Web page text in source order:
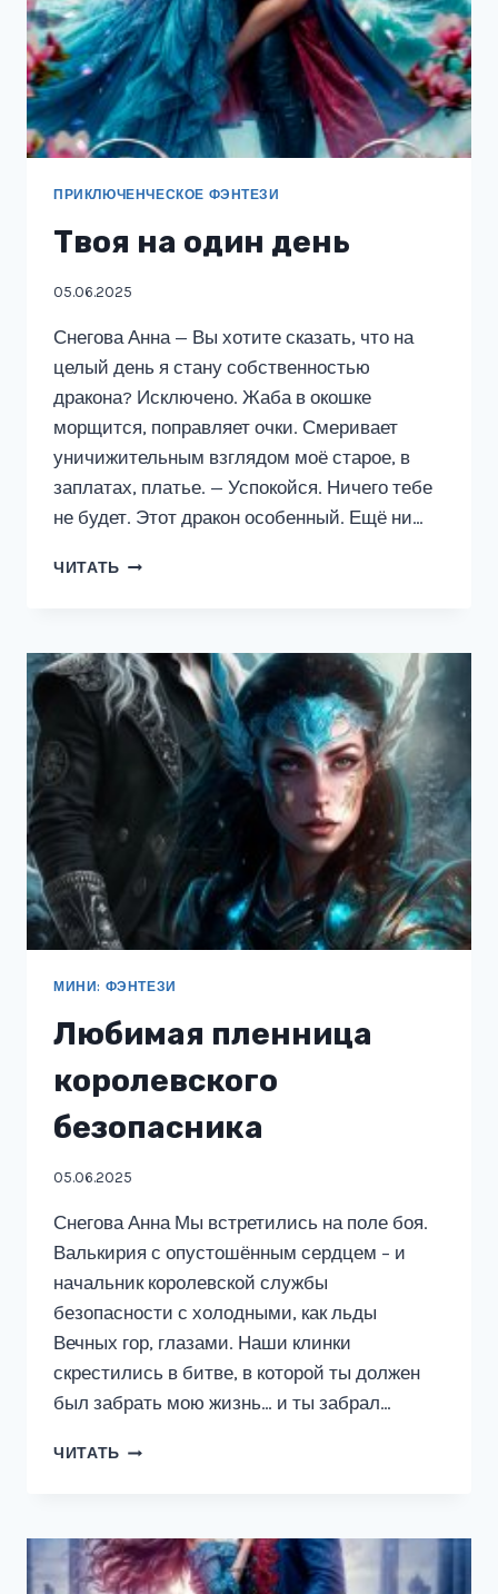
ПРИКЛЮЧЕНЧЕСКОЕ ФЭНТЕЗИ
Твоя на один день
05.06.2025
Снегова Анна — Вы хотите сказать, что на
целый день я стану собственностью
дракона? Исключено. Жаба в окошке
морщится, поправляет очки. Смеривает
уничижительным взглядом моё старое, в
заплатах, платье. — Успокойся. Ничего тебе
не будет. Этот дракон особенный. Ещё ни…
ЧИТАТЬ ТВОЯ
МИНИ: ФЭНТЕЗИ
Любимая пленница
королевского
безопасника
05.06.2025
Снегова Анна Мы встретились на поле боя.
Валькирия с опустошённым сердцем – и
начальник королевской службы
безопасности с холодными, как льды
Вечных гор, глазами. Наши клинки
скрестились в битве, в которой ты должен
был забрать мою жизнь… и ты забрал…
ЧИТАТЬ ЛЮБИМАЯ